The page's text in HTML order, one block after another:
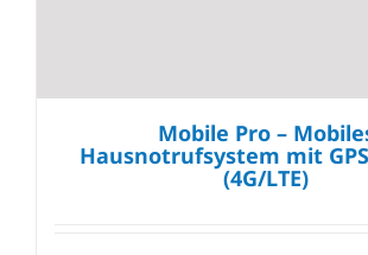
Mobile Pro –
Hausnotrufsystem mit
(4G/LTE)